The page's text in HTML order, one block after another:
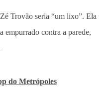
Trovão seria “um lixo”. Ela
empurrado contra a parede,
do Metrópoles